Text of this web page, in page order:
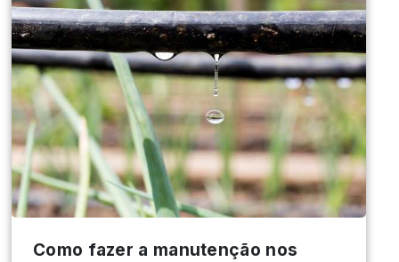
Como fazer a manutenção nos